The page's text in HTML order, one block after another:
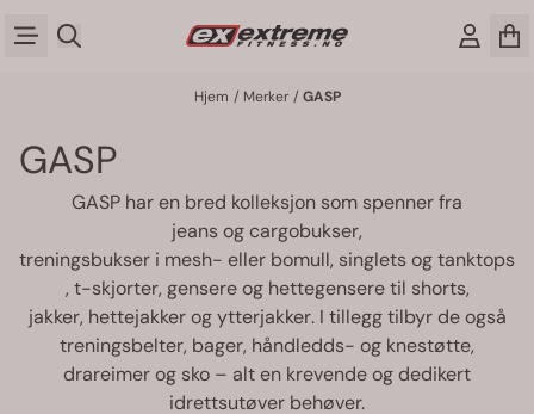
Hopp til innhold
Hjem / Merker / GASP
GASP
GASP har en bred kolleksjon som spenner fra
jeans og cargobukser,
treningsbukser i mesh- eller bomull, singlets og tanktops
, t-skjorter, gensere og hettegenseretil shorts,
jakker, hettejakker og ytterjakker. I tillegg tilbyr de også
treningsbelter, bager, håndledds- og knestøtte,
drareimer og sko – alt en krevende og dedikert
idrettsutøver behøver.